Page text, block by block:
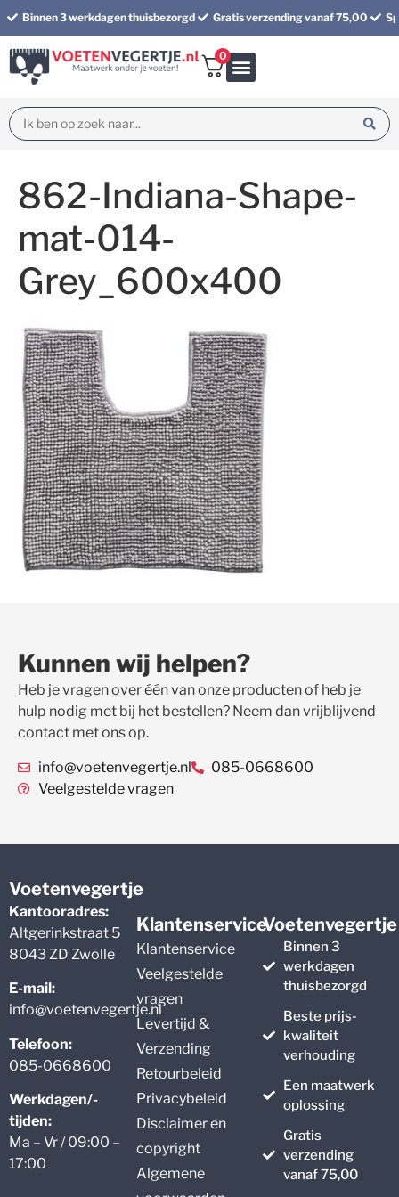
Binnen 3 werkdagen thuisbezorgd Gratis verzending vanaf 75,00
0
862-Indiana-Shape-
mat-014-
Grey_600x400
Kunnen wij helpen?
Heb je vragen over één van onze producten of heb je
hulp nodig met bij het bestellen? Neem dan vrijblijvend
contact met ons op.
info@voetenvegertje.nl
085-0668600
Veelgestelde vragen
Voetenvegertje
Kantooradres:
Altgerinkstraat 5
8043 ZD Zwolle
E-mail:
info@voetenvegertje.nl
Telefoon:
085-0668600
Werkdagen/-
tijden:
Ma – Vr / 09:00 –
17:00
Klantenservice
Klantenservice
Veelgestelde
vragen
Levertijd &
Verzending
Retourbeleid
Privacybeleid
Disclaimer en
copyright
Algemene
Voetenvegertje
Binnen 3
werkdagen
thuisbezorgd
Beste prijs-
kwaliteit
verhouding
Een maatwerk
oplossing
Gratis
verzending
vanaf 75,00